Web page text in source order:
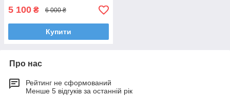
5 100 ₴ 6 000 ₴
Купити
Про нас
Рейтинг не сформований
Менше 5 відгуків за останній рік